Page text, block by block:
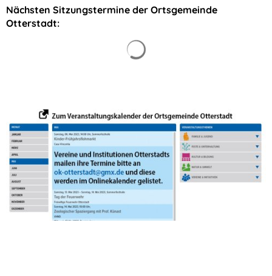
Nächsten Sitzungstermine der Ortsgemeinde
Otterstadt: